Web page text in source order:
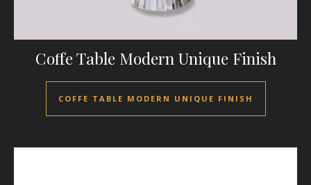
Coffe Table Modern Unique Finish
COFFE TABLE MODERN UNIQUE FINISH